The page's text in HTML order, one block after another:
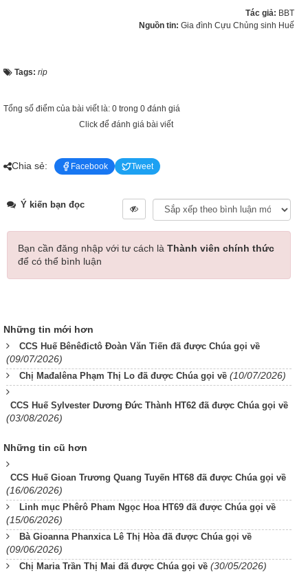
Tác giả: BBT
Nguồn tin: Gia đình Cựu Chủng sinh Huế
Tags: rip
Tổng số điểm của bài viết là: 0 trong 0 đánh giá
Click để đánh giá bài viết
Chia sẻ: Facebook Tweet
Ý kiến bạn đọc
Bạn cần đăng nhập với tư cách là Thành viên chính thức
để có thể bình luận
Những tin mới hơn
CCS Huế Bênêđictô Đoàn Văn Tiến đã được Chúa gọi về
(09/07/2026)
Chị Mađalêna Phạm Thị Lo đã được Chúa gọi về (10/07/2026)
CCS Huế Sylvester Dương Đức Thành HT62 đã được Chúa gọi về
(03/08/2026)
Những tin cũ hơn
CCS Huế Gioan Trương Quang Tuyến HT68 đã được Chúa gọi về
(16/06/2026)
Linh mục Phêrô Pham Ngọc Hoa HT69 đã được Chúa gọi về
(15/06/2026)
Bà Gioanna Phanxica Lê Thị Hòa đã được Chúa gọi về
(09/06/2026)
Chị Maria Trần Thị Mai đã được Chúa gọi về (30/05/2026)